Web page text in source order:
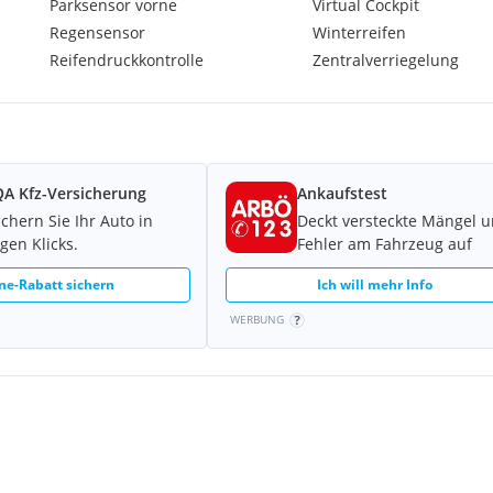
oder Irrtümer
ohne Gewähr.
Kofferraum)
Parksensor vorne
Regensensor
Reifendruckkontrolle
Virtual Cockpit
Winterreifen
Zentralverriegelung
Kfz-Versicherung
Sie Ihr Auto in
Klicks.
Rabatt sichern
Ankaufstest
Deckt versteckte Mängel
Fehler am Fahrzeug auf
Ich will mehr Info
WERBUNG